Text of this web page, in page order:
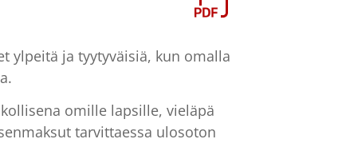
ylpeitä ja tyytyväisiä, kun omalla
omille lapsille, vieläpä
tarvittaessa ulosoton